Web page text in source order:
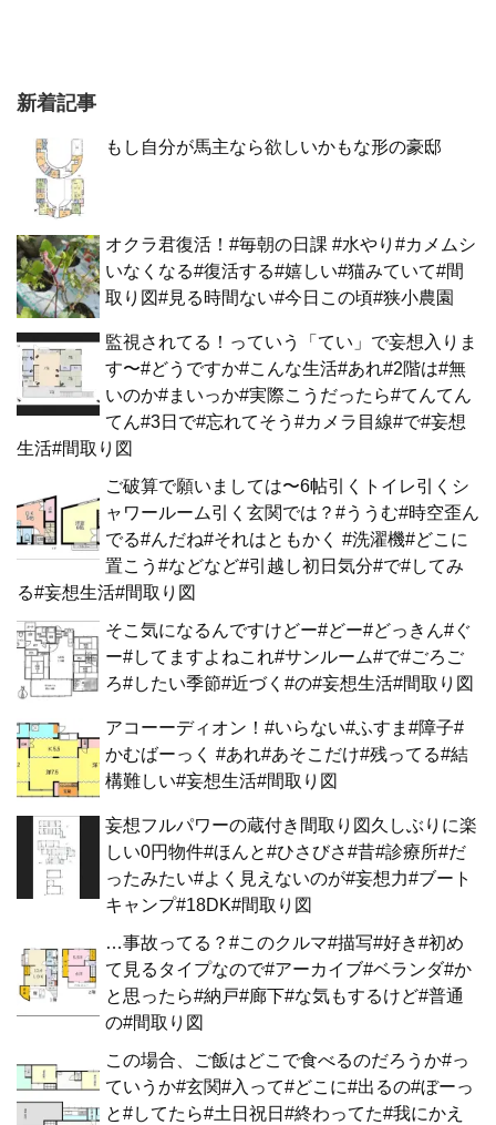
新着記事
もし自分が馬主なら欲しいかもな形の豪邸
オクラ君復活！#毎朝の日課 #水やり#カメムシ
いなくなる#復活する#嬉しい#猫みていて#間
取り図#見る時間ない#今日この頃#狭小農園
監視されてる！っていう「てい」で妄想入りま
す〜#どうですか#こんな生活#あれ#2階は#無
いのか#まいっか#実際こうだったら#てんてん
てん#3日で#忘れてそう#カメラ目線#で#妄想
生活#間取り図
ご破算で願いましては〜6帖引くトイレ引くシ
ャワールーム引く玄関では？#ううむ#時空歪ん
でる#んだね#それはともかく #洗濯機#どこに
置こう#などなど#引越し初日気分#で#してみ
る#妄想生活#間取り図
そこ気になるんですけどー#どー#どっきん#ぐ
ー#してますよねこれ#サンルーム#で#ごろご
ろ#したい季節#近づく#の#妄想生活#間取り図
アコーーディオン！#いらない#ふすま#障子#
かむばーっく #あれ#あそこだけ#残ってる#結
構難しい#妄想生活#間取り図
妄想フルパワーの蔵付き間取り図久しぶりに楽
しい0円物件#ほんと#ひさびさ#昔#診療所#だ
ったみたい#よく見えないのが#妄想力#ブート
キャンプ#18DK#間取り図
…事故ってる？#このクルマ#描写#好き#初め
て見るタイプなので#アーカイブ#ベランダ#か
と思ったら#納戸#廊下#な気もするけど#普通
の#間取り図
この場合、ご飯はどこで食べるのだろうか#っ
ていうか#玄関#入って#どこに#出るの#ぼーっ
と#してたら#土日祝日#終わってた#我にかえ